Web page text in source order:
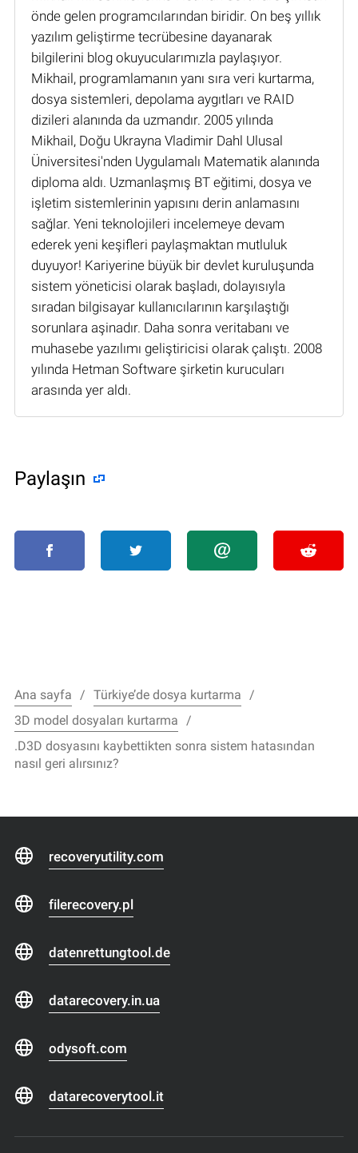
önde gelen programcılarından biridir. On beş yıllık
yazılım geliştirme tecrübesine dayanarak
bilgilerini blog okuyucularımızla paylaşıyor.
Mikhail, programlamanın yanı sıra veri kurtarma,
dosya sistemleri, depolama aygıtları ve RAID
dizileri alanında da uzmandır. 2005 yılında
Mikhail, Doğu Ukrayna Vladimir Dahl Ulusal
Üniversitesi'nden Uygulamalı Matematik alanında
diploma aldı. Uzmanlaşmış BT eğitimi, dosya ve
işletim sistemlerinin yapısını derin anlamasını
sağlar. Yeni teknolojileri incelemeye devam
ederek yeni keşifleri paylaşmaktan mutluluk
duyuyor! Kariyerine büyük bir devlet kuruluşunda
sistem yöneticisi olarak başladı, dolayısıyla
sıradan bilgisayar kullanıcılarının karşılaştığı
sorunlara aşinadır. Daha sonra veritabanı ve
muhasebe yazılımı geliştiricisi olarak çalıştı. 2008
yılında Hetman Software şirketin kurucuları
arasında yer aldı.
Paylaşın
Ana sayfa
Türkiye’de dosya kurtarma
3D model dosyaları kurtarma
.D3D dosyasını kaybettikten sonra sistem hatasından
nasıl geri alırsınız?
recoveryutility.com
filerecovery.pl
datenrettungtool.de
datarecovery.in.ua
odysoft.com
datarecoverytool.it